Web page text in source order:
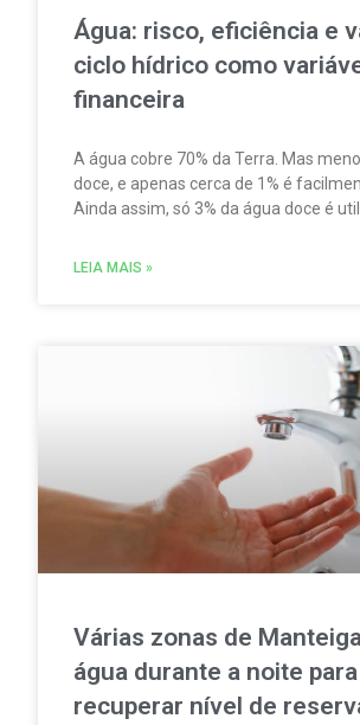
Água: risco, eficiência e
ciclo hídrico como
financeira
A água cobre 70% da Terra. Mas
doce, e apenas cerca de 1% é
Ainda assim, só 3% da água doce é
67% da água doce se destina à
LEIA MAIS »
Várias zonas de
água durante a noite para
recuperar nível de